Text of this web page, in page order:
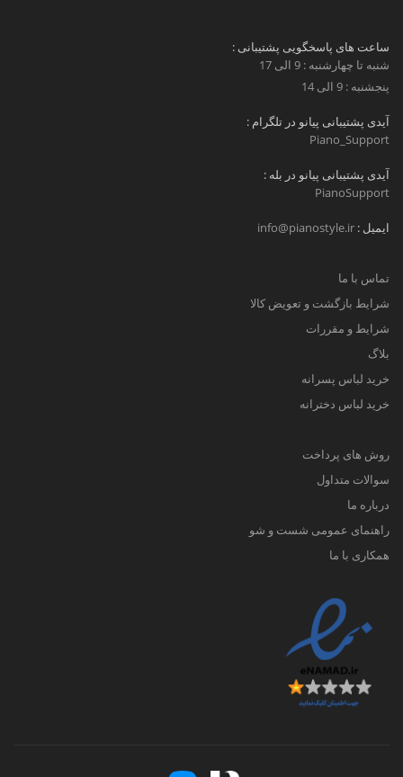
ساعت های پاسخگویی پشتیبانی :
شنبه تا چهارشنبه : 9 الی 17
پنجشنبه : 9 الی 14
آیدی پشتیبانی پیانو در تلگرام :
Piano_Support
آیدی پشتیبانی پیانو در بله :
PianoSupport
ایمیل : info@pianostyle.ir
تماس با ما
شرایط بازگشت و تعویض کالا
شرایط و مقررات
بلاگ
خرید لباس پسرانه
خرید لباس دخترانه
روش های پرداخت
سوالات متداول
درباره ما
راهنمای عمومی شست و شو
همکاری با ما